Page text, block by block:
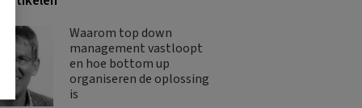
Waarom top down
management vastloopt
en hoe bottom up
organiseren de oplossing
is